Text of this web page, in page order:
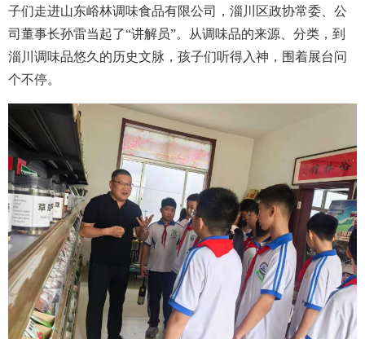
子们走进山东峪林调味食品有限公司，淄川区政协常委、公
司董事长孙雷当起了“讲解员”。从调味品的来源、分类，到
淄川调味品悠久的历史文脉，孩子们听得入神，围着展台问
个不停。